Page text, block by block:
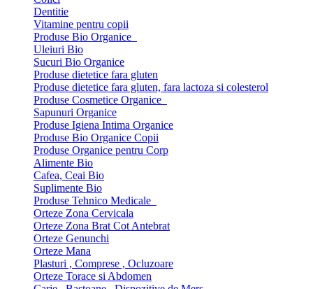
Dentitie
Vitamine pentru copii
Produse Bio Organice
Uleiuri Bio
Sucuri Bio Organice
Produse dietetice fara gluten
Produse dietetice fara gluten, fara lactoza si colesterol
Produse Cosmetice Organice
Sapunuri Organice
Produse Igiena Intima Organice
Produse Bio Organice Copii
Produse Organice pentru Corp
Alimente Bio
Cafea, Ceai Bio
Suplimente Bio
Produse Tehnico Medicale
Orteze Zona Cervicala
Orteze Zona Brat Cot Antebrat
Orteze Genunchi
Orteze Mana
Plasturi , Comprese , Ocluzoare
Orteze Torace si Abdomen